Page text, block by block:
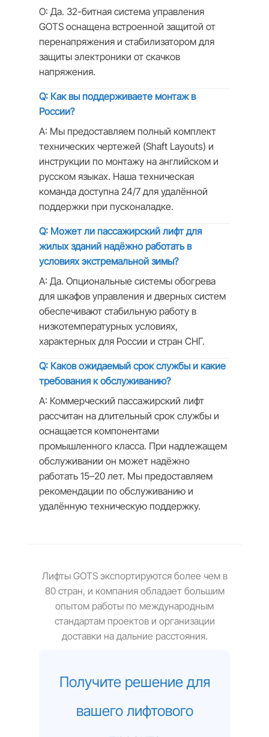
О: Да. 32-битная система управления
GOTS оснащена встроенной защитой от
перенапряжения и стабилизатором для
защиты электроники от скачков
напряжения.
Q: Как вы поддерживаете монтаж в
России?
A: Мы предоставляем полный комплект
технических чертежей (Shaft Layouts) и
инструкции по монтажу на английском и
русском языках. Наша техническая
команда доступна 24/7 для удалённой
поддержки при пусконаладке.
Q: Может ли пассажирский лифт для
жилых зданий надёжно работать в
условиях экстремальной зимы?
A: Да. Опциональные системы обогрева
для шкафов управления и дверных систем
обеспечивают стабильную работу в
низкотемпературных условиях,
характерных для России и стран СНГ.
Q: Каков ожидаемый срок службы и какие
требования к обслуживанию?
A: Коммерческий пассажирский лифт
рассчитан на длительный срок службы и
оснащается компонентами
промышленного класса. При надлежащем
обслуживании он может надёжно
работать 15–20 лет. Мы предоставляем
рекомендации по обслуживанию и
удалённую техническую поддержку.
Лифты GOTS экспортируются более чем в
80 стран, и компания обладает большим
опытом работы по международным
стандартам проектов и организации
доставки на дальние расстояния.
Получите решение для
вашего лифтового